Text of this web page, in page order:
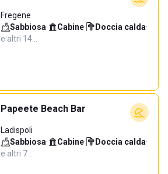
Fregene
Sabbiosa· Cabine· Doccia calda·
e altri 14…
Papeete Beach Bar
Ladispoli
Sabbiosa· Cabine· Doccia calda·
e altri 7…